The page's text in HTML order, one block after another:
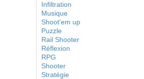
Infiltration
Musique
Shoot'em up
Puzzle
Rail Shooter
Réflexion
RPG
Shooter
Stratégie